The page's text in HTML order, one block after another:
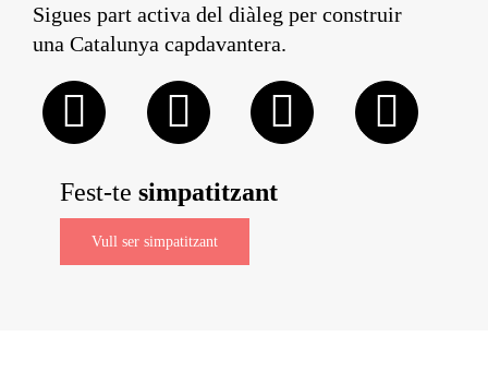
Sigues part activa del diàleg per construir
una Catalunya capdavantera.
Fest-te simpatitzant
Vull ser simpatitzant